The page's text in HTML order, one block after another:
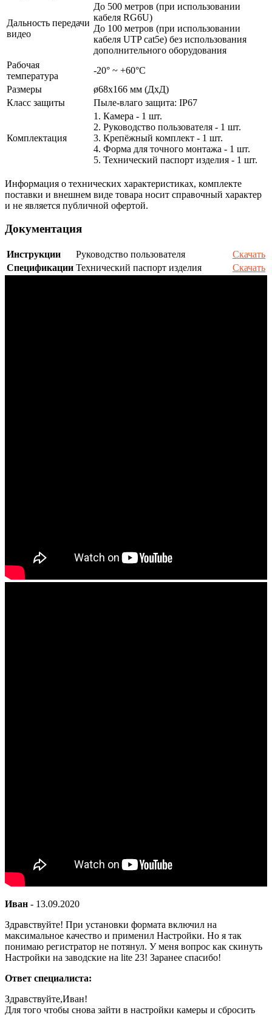
Дальность передачи
видео
До 500 метров (при использовании
кабеля RG6U)
До 100 метров (при использовании
кабеля UTP cat5e) без использования
дополнительного оборудования
Рабочая
температура
-20° ~ +60°С
Размеры
ø68x166 мм (ДхД)
Класс защиты
Пыле-влаго защита: IP67
Комплектация
1. Камера - 1 шт.
2. Руководство пользователя - 1 шт.
3. Крепёжный комплект - 1 шт.
4. Форма для точного монтажа - 1 шт.
5. Технический паспорт изделия - 1 шт.
Информация о технических характеристиках, комплекте
поставки и внешнем виде товара носит справочный характер
и не является публичной офертой.
Документация
Инструкции Руководство пользователя
Скачать
Спецификации Технический паспорт изделия Скачать
Иван - 13.09.2020
Здравствуйте! При установки формата включил на
максимальное качество и применил Настройки. Но я так
понимаю регистратор не потянул. У меня вопрос как скинуть
Настройки на заводские на lite 23! Заранее спасибо!
Ответ специалиста:
Здравствуйте,Иван!
Для того чтобы снова зайти в настройки камеры и сбросить